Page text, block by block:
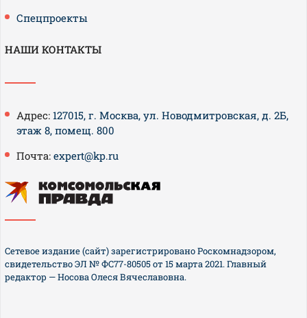
Спецпроекты
НАШИ КОНТАКТЫ
Адрес: 127015, г. Москва, ул. Новодмитровская, д. 2Б,
этаж 8, помещ. 800
Почта: expert@kp.ru
Сетевое издание (сайт) зарегистрировано Роскомнадзором,
свидетельство ЭЛ № ФС77-80505 от 15 марта 2021. Главный
редактор — Носова Олеся Вячеславовна.